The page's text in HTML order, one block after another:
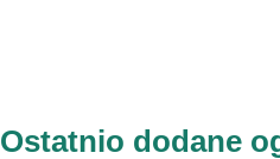
Ostatnio dodane